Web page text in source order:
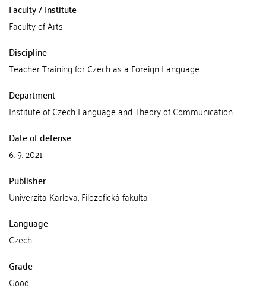
Faculty / Institute
Faculty of Arts
Discipline
Teacher Training for Czech as a Foreign Language
Department
Institute of Czech Language and Theory of Communication
Date of defense
6. 9. 2021
Publisher
Univerzita Karlova, Filozofická fakulta
Language
Czech
Grade
Good